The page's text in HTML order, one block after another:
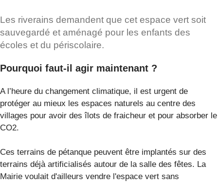
Les riverains demandent que cet espace vert soit
sauvegardé et aménagé pour les enfants des
écoles et du périscolaire.
Pourquoi faut-il agir maintenant ?
A l’heure du changement climatique, il est urgent de
protéger au mieux les espaces naturels au centre des
villages pour avoir des îlots de fraicheur et pour absorber le
CO2.
Ces terrains de pétanque peuvent être implantés sur des
terrains déjà artificialisés autour de la salle des fêtes. La
Mairie voulait d'ailleurs vendre l'espace vert sans